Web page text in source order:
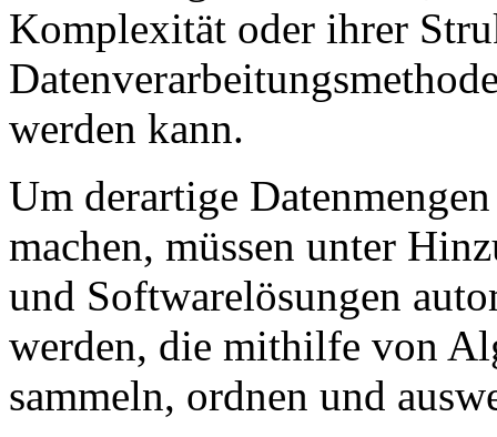
Komplexität oder ihrer
werden kann.
Um derartige
machen, müssen unter
und Softwarelösungen
werden, die mithilfe von
sammeln, ordnen und